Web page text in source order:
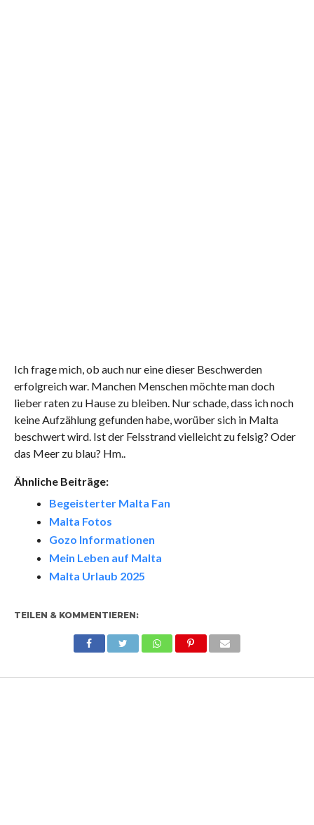
Ich frage mich, ob auch nur eine dieser Beschwerden
erfolgreich war. Manchen Menschen möchte man doch
lieber raten zu Hause zu bleiben. Nur schade, dass ich noch
keine Aufzählung gefunden habe, worüber sich in Malta
beschwert wird. Ist der Felsstrand vielleicht zu felsig? Oder
das Meer zu blau? Hm..
Ähnliche Beiträge:
Begeisterter Malta Fan
Malta Fotos
Gozo Informationen
Mein Leben auf Malta
Malta Urlaub 2025
TEILEN & KOMMENTIEREN: